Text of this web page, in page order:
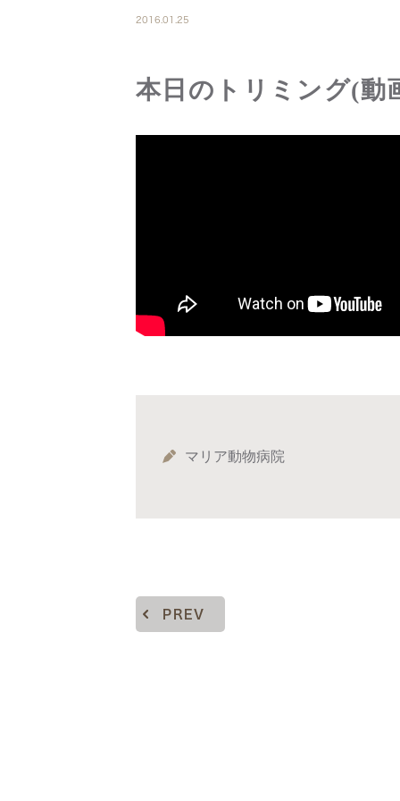
2016.01.25
本日のトリミング(動
マリア動物病院
PREV